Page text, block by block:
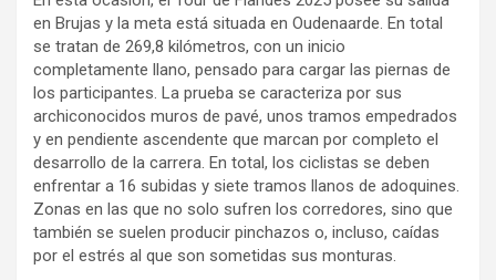
en Brujas y la meta está situada en Oudenaarde. En total
se tratan de 269,8 kilómetros, con un inicio
completamente llano, pensado para cargar las piernas de
los participantes. La prueba se caracteriza por sus
archiconocidos muros de pavé, unos tramos empedrados
y en pendiente ascendente que marcan por completo el
desarrollo de la carrera. En total, los ciclistas se deben
enfrentar a 16 subidas y siete tramos llanos de adoquines.
Zonas en las que no solo sufren los corredores, sino que
también se suelen producir pinchazos o, incluso, caídas
por el estrés al que son sometidas sus monturas.